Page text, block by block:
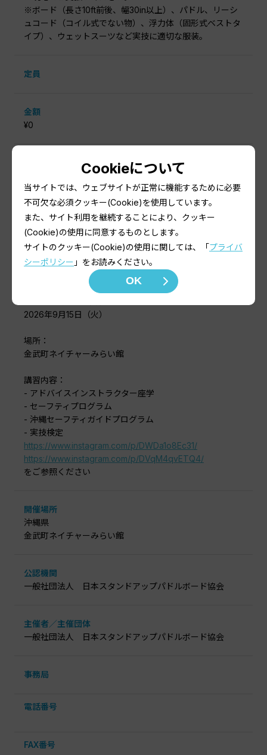
※ボード（長さ10ft前後、幅30in以上）、パドル、リーシ
ュコード（コイル式でない物）、浮力体（固形式ベストタ
イプ）、ウェットスーツなど実技に適切な服装。
定員
金額
¥0
2026.06.01 00:00:00〜
2026.09.10 23:59:59
2026年9月15日（火）
場所：
金武町ネイチャーみらい館
講習内容：
- アドバイスインストラクター座学
- セーフティプログラム
- 沖縄セーフティガイドプログラム
- 実技検定
https://www.instagram.com/p/DWDa1o8Ec31/
https://www.instagram.com/p/DVqM4qvETQ4/
をご参照ください
開催場所
沖縄県
金武町ネイチャーみらい館
公認機関
一般社団法人 日本スタンドアップパドルボード協会
主催者／主催団体
一般社団法人 日本スタンドアップパドルボード協会
事務局
電話番号
FAX番号
Cookieについて
当サイトでは、ウェブサイトが正常に機能するために必要
不可欠な必須クッキー(Cookie)を使用しています。
また、サイト利用を継続することにより、クッキー
(Cookie)の使用に同意するものとします。
サイトのクッキー(Cookie)の使用に関しては、「プライバ
シーポリシー 」をお読みください。
OK